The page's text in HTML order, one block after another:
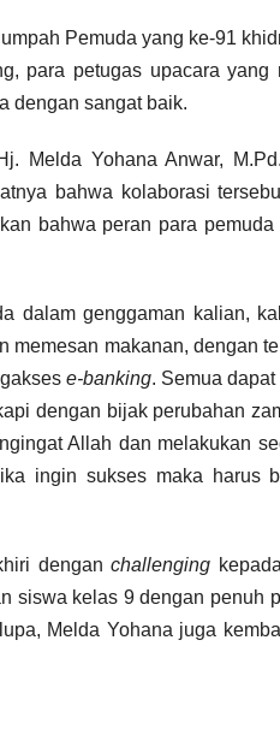
Pemuda yang ke-91
para petugas upacara yang
dengan sangat baik.
Melda Yohana Anwar,
bahwa kolaborasi
bahwa peran para
dalam genggaman kalian,
makanan, dengan
e-banking. Semua
dengan bijak perubahan
Allah dan melakukan
ingin sukses maka harus
denganchallenging
siswa kelas 9 dengan penuh
Melda Yohana juga